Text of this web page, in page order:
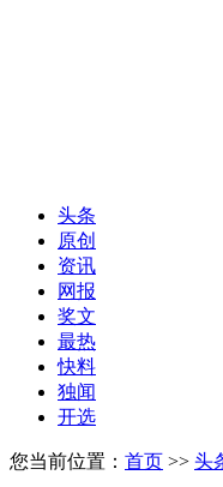
头条
原创
资讯
网报
奖文
最热
快料
独闻
开选
您当前位置： 首页 >> 头